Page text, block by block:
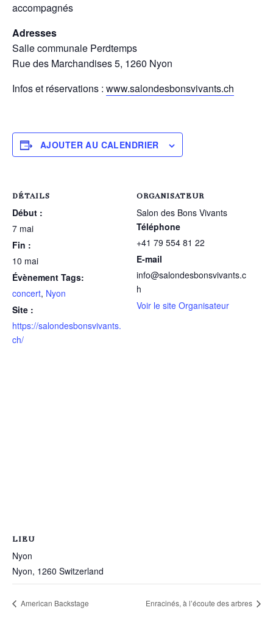
accompagnés
Adresses
Salle communale Perdtemps
Rue des Marchandises 5, 1260 Nyon
Infos et réservations : www.salondesbonsvivants.ch
AJOUTER AU CALENDRIER
DÉTAILS
Début :
7 mai
Fin :
10 mai
Évènement Tags:
concert, Nyon
Site :
https://salondesbonsvivants.
ch/
ORGANISATEUR
Salon des Bons Vivants
Téléphone
+41 79 554 81 22
E-mail
info@salondesbonsvivants.c
h
Voir le site Organisateur
LIEU
Nyon
Nyon, 1260 Switzerland
American Backstage Enracinés, à l’écoute des arbres